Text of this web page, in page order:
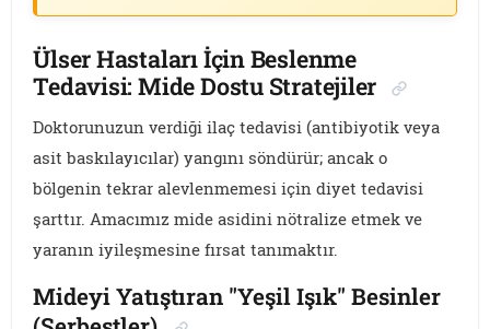
Ülser Hastaları İçin Beslenme
Tedavisi: Mide Dostu Stratejiler
Doktorunuzun verdiği ilaç tedavisi (antibiyotik veya
asit baskılayıcılar) yangını söndürür; ancak o
bölgenin tekrar alevlenmemesi için diyet tedavisi
şarttır. Amacımız mide asidini nötralize etmek ve
yaranın iyileşmesine fırsat tanımaktır.
Mideyi Yatıştıran "Yeşil Işık" Besinler